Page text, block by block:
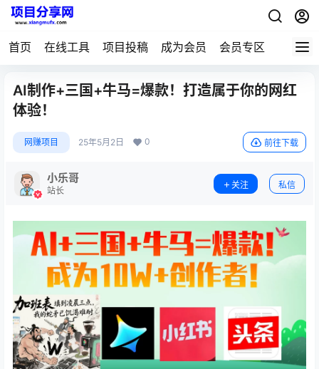
首页 在线工具 项目投稿 成为会员 会员专区
AI制作+三国+牛马=爆款！打造属于你的网红
体验！
网赚项目 25年5月2日 0 前往下载
小乐哥
站长
关注 私信